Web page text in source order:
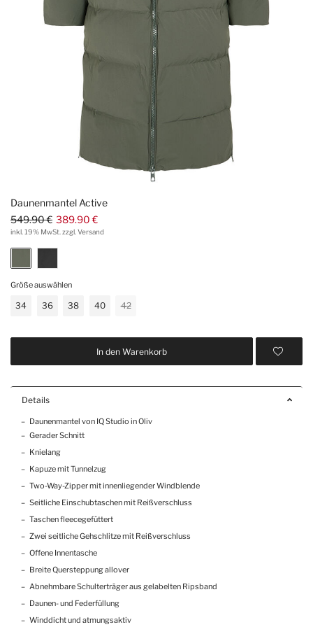
Daunenmantel Active
549.90 € 389.90 €
inkl. 19% MwSt. zzgl. Versand
Größe auswählen
34 36 38 40 42
In den Warenkorb
Details
Daunenmantel von IQ Studio in Oliv
Gerader Schnitt
Knielang
Kapuze mit Tunnelzug
Two-Way-Zipper mit innenliegender Windblende
Seitliche Einschubtaschen mit Reißverschluss
Taschen fleecegefüttert
Zwei seitliche Gehschlitze mit Reißverschluss
Offene Innentasche
Breite Quersteppung allover
Abnehmbare Schulterträger aus gelabelten Ripsband
Daunen- und Federfüllung
Winddicht und atmungsaktiv